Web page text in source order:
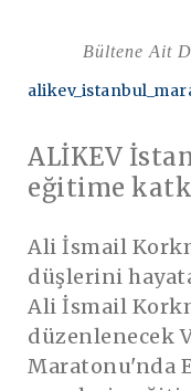
Bültene Ait
ALİKEV
eğitime
Ali İsmail
düşlerini
Ali İsmail
düzenlenecek
Maratonu'nda